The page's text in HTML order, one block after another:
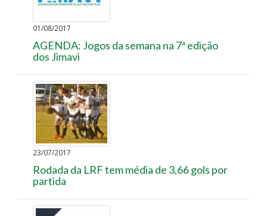
01/08/2017
AGENDA: Jogos da semana na 7ª edição
dos Jimavi
23/07/2017
Rodada da LRF tem média de 3,66 gols por
partida